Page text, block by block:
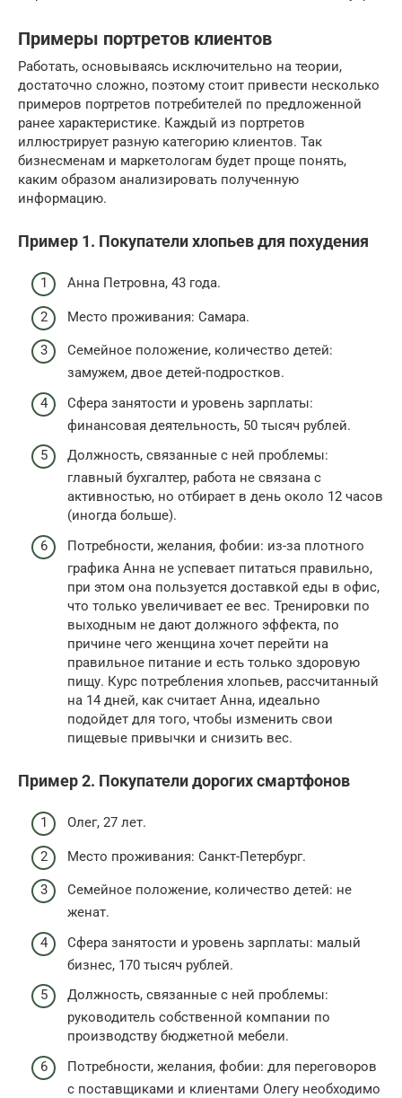
Примеры портретов клиентов
Работать, основываясь исключительно на теории,
достаточно сложно, поэтому стоит привести несколько
примеров портретов потребителей по предложенной
ранее характеристике. Каждый из портретов
иллюстрирует разную категорию клиентов. Так
бизнесменам и маркетологам будет проще понять,
каким образом анализировать полученную
информацию.
Пример 1. Покупатели хлопьев для похудения
Анна Петровна, 43 года.
Место проживания: Самара.
Семейное положение, количество детей:
замужем, двое детей-подростков.
Сфера занятости и уровень зарплаты:
финансовая деятельность, 50 тысяч рублей.
Должность, связанные с ней проблемы:
главный бухгалтер, работа не связана с
активностью, но отбирает в день около 12 часов
(иногда больше).
Потребности, желания, фобии: из-за плотного
графика Анна не успевает питаться правильно,
при этом она пользуется доставкой еды в офис,
что только увеличивает ее вес. Тренировки по
выходным не дают должного эффекта, по
причине чего женщина хочет перейти на
правильное питание и есть только здоровую
пищу. Курс потребления хлопьев, рассчитанный
на 14 дней, как считает Анна, идеально
подойдет для того, чтобы изменить свои
пищевые привычки и снизить вес.
Пример 2. Покупатели дорогих смартфонов
Олег, 27 лет.
Место проживания: Санкт-Петербург.
Семейное положение, количество детей: не
женат.
Сфера занятости и уровень зарплаты: малый
бизнес, 170 тысяч рублей.
Должность, связанные с ней проблемы:
руководитель собственной компании по
производству бюджетной мебели.
Потребности, желания, фобии: для переговоров
с поставщиками и клиентами Олегу необходимо